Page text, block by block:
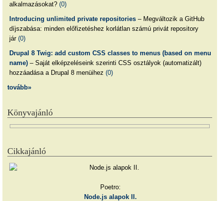
alkalmazásokat? (0)
Introducing unlimited private repositories– Megváltozik a GitHub
díjszabása: minden előfizetéshez korlátlan számú privát repository
jár (0)
Drupal 8 Twig: add custom CSS classes to menus (based on menu
name)– Saját elképzeléseink szerinti CSS osztályok (automatizált)
hozzáadása a Drupal 8 menüihez (0)
tovább»
Könyvajánló
Cikkajánló
Poetro:
Node.js alapok II.